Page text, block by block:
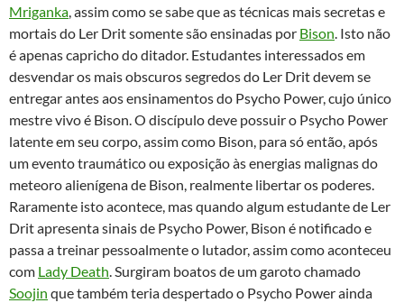
Mriganka, assim como se sabe que as técnicas mais secretas e
mortais do Ler Drit somente são ensinadas por Bison. Isto não
é apenas capricho do ditador. Estudantes interessados em
desvendar os mais obscuros segredos do Ler Drit devem se
entregar antes aos ensinamentos do Psycho Power, cujo único
mestre vivo é Bison. O discípulo deve possuir o Psycho Power
latente em seu corpo, assim como Bison, para só então, após
um evento traumático ou exposição às energias malignas do
meteoro alienígena de Bison, realmente libertar os poderes.
Raramente isto acontece, mas quando algum estudante de Ler
Drit apresenta sinais de Psycho Power, Bison é notificado e
passa a treinar pessoalmente o lutador, assim como aconteceu
com Lady Death. Surgiram boatos de um garoto chamado
Soojin que também teria despertado o Psycho Power ainda